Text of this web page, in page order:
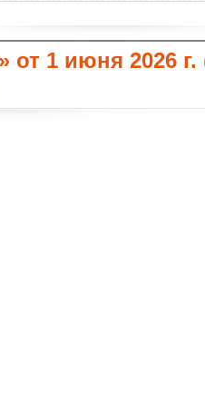
от 1 июня 2026 г.